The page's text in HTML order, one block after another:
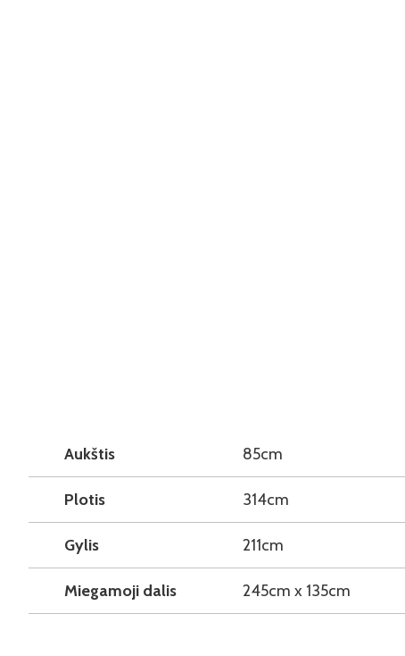
Aukštis 85cm
Plotis 314cm
Gylis 211cm
Miegamoji dalis 245cm x 135cm